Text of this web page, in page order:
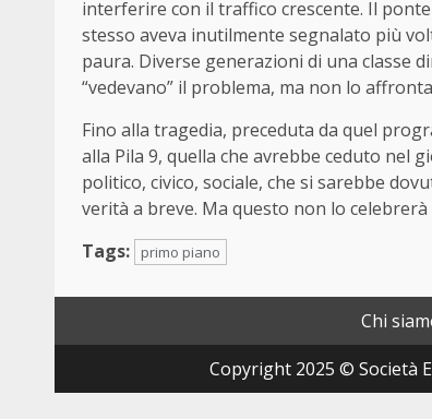
interferire con il traffico crescente. Il
stesso aveva inutilmente segnalato più
paura. Diverse generazioni di una classe
“vedevano” il problema, ma non lo
Fino alla tragedia, preceduta da quel
alla Pila 9, quella che avrebbe ceduto nel
politico, civico, sociale, che si sarebbe
verità a breve. Ma questo non lo
Tags:
primo piano
Chi
Copyright 2025 © Società